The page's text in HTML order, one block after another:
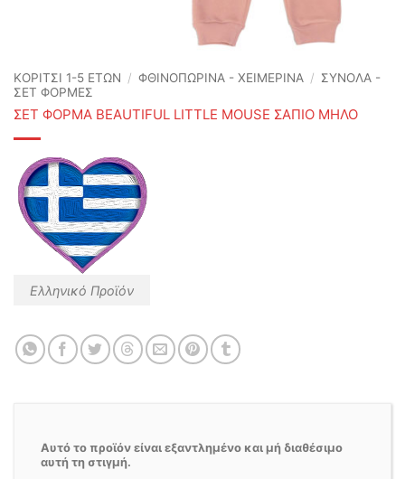
ΚΟΡΙΤΣΙ 1-5 ΕΤΩΝ / ΦΘΙΝΟΠΩΡΙΝΆ - ΧΕΙΜΕΡΙΝΆ / ΣΥΝΟΛΑ -
ΣΕΤ ΦΟΡΜΕΣ
ΣΕΤ ΦΟΡΜΑ BEAUTIFUL LITTLE MOUSE ΣΑΠΙΟ ΜΗΛΟ
Ελληνικό Προϊόν
Αυτό το προϊόν είναι εξαντλημένο και μή διαθέσιμο
αυτή τη στιγμή.